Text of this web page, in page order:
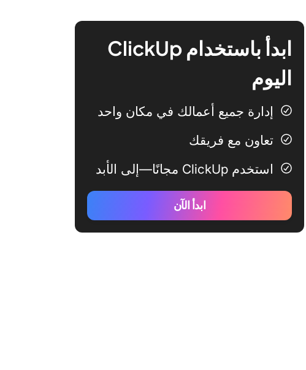
ابدأ باستخدام ClickUp
اليوم
إدارة جميع أعمالك في مكان واحد
تعاون مع فريقك
استخدم ClickUp مجانًا—إلى الأبد
ابدأ الآن